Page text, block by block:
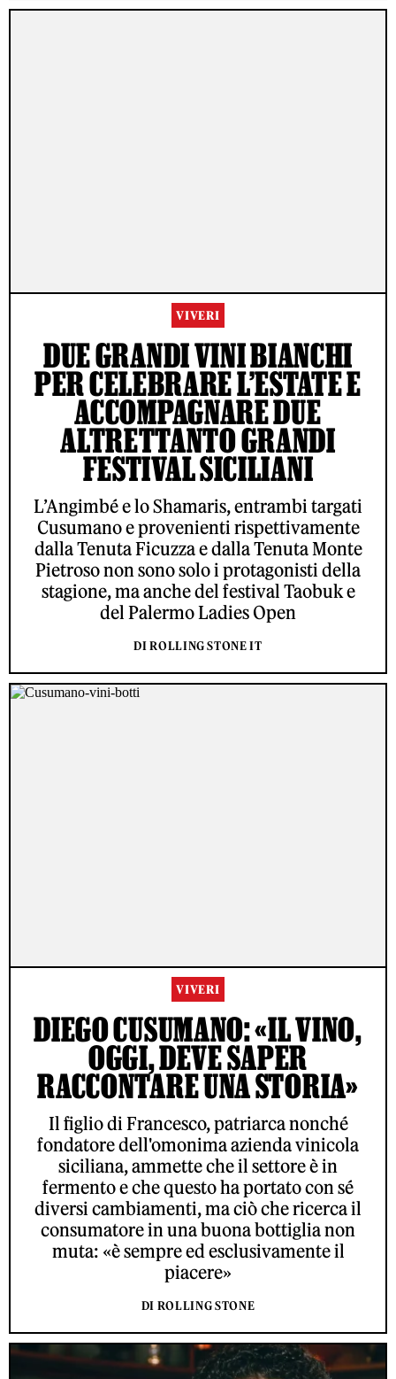
VIVERI
DUE GRANDI VINI BIANCHI
PER CELEBRARE L’ESTATE E
ACCOMPAGNARE DUE
ALTRETTANTO GRANDI
FESTIVAL SICILIANI
L’Angimbé e lo Shamaris, entrambi targati
Cusumano e provenienti rispettivamente
dalla Tenuta Ficuzza e dalla Tenuta Monte
Pietroso non sono solo i protagonisti della
stagione, ma anche del festival Taobuk e
del Palermo Ladies Open
DI ROLLING STONE IT
VIVERI
DIEGO CUSUMANO: «IL VINO,
OGGI, DEVE SAPER
RACCONTARE UNA STORIA»
Il figlio di Francesco, patriarca nonché
fondatore dell'omonima azienda vinicola
siciliana, ammette che il settore è in
fermento e che questo ha portato con sé
diversi cambiamenti, ma ciò che ricerca il
consumatore in una buona bottiglia non
muta: «è sempre ed esclusivamente il
piacere»
DI ROLLING STONE